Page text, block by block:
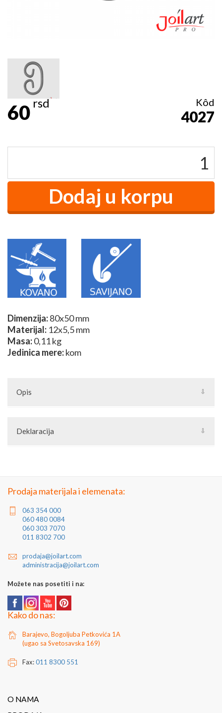
60rsd Kôd
4027
Dimenzija:80x50 mm
Materijal: 12x5,5 mm
Masa:0,11 kg
Jedinica mere:kom
Opis
nameštaj, kovane kapije i ostale konstrukcije od kovanog gvožđa.
Kao i najveći deo naših kovanih elemenata, bubreg je pogodan za
Deklaracija
Prodaja materijala i elemenata:
063 354 000
060 480 0084
060 303 7070
011 8302 700
prodaja@joilart.com
administracija@joilart.com
Možete nas posetiti i na:
Kako do nas:
Barajevo, Bogoljuba Petkovića 1A
(ugao sa Svetosavska 169)
Fax:011 8300 551
O NAMA